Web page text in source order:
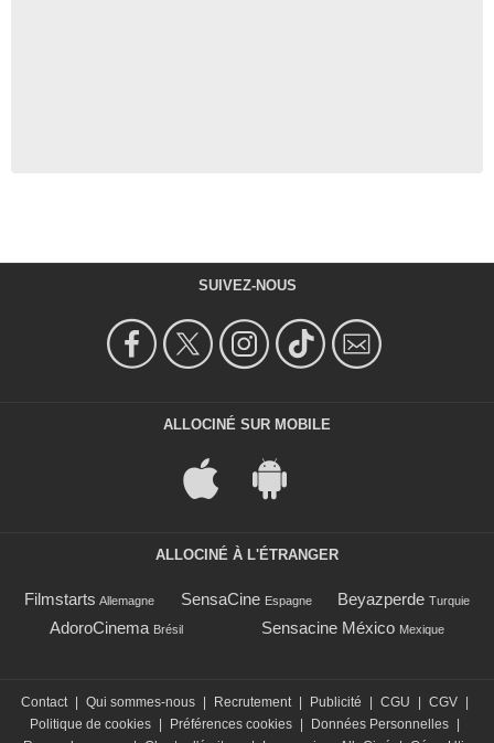
SUIVEZ-NOUS
ALLOCINÉ SUR MOBILE
ALLOCINÉ À L'ÉTRANGER
Filmstarts Allemagne SensaCine Espagne Beyazperde Turquie
AdoroCinema Brésil Sensacine México Mexique
Contact Qui sommes-nous Recrutement Publicité CGU CGV
Politique de cookies
Préférences cookies Données Personnelles